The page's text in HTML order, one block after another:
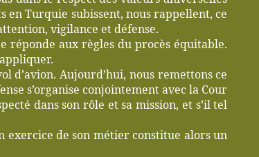
en Turquie subissent, nous rappellent, ce
vigilance et défense.
réponde aux règles du procès équitable.
d’avion. Aujourd’hui, nous remettons ce
s’organise conjointement avec la Cour
dans son rôle et sa mission, et s’il tel
exercice de son métier constitue alors un